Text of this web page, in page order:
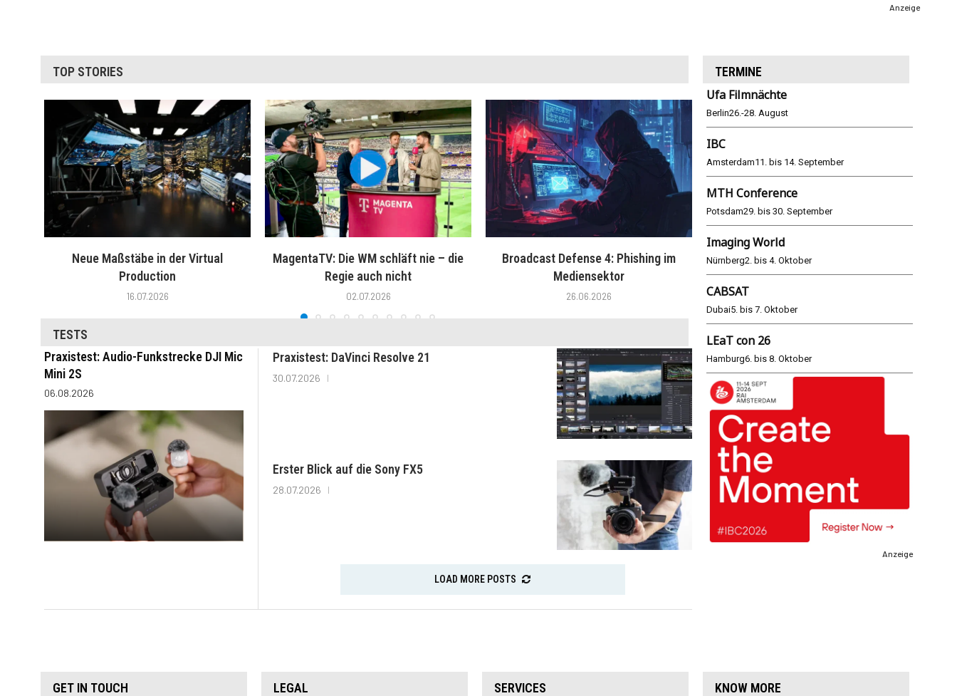
Anzeige
TOP STORIES
Neue Maßstäbe in der Virtual
Production
16.07.2026
MagentaTV: Die WM schläft nie – die
Regie auch nicht
02.07.2026
Broadcast Defense 4: Phishing im
Mediensektor
26.06.2026
WM 2026: ARD und ZDF im Remote-
Modus
TESTS
Praxistest: Audio-Funkstrecke DJI Mic
Mini 2S
06.08.2026
Praxistest: DaVinci Resolve 21
30.07.2026
Erster Blick auf die Sony FX5
28.07.2026
LOAD MORE POSTS
TERMINE
Ufa Filmnächte
Berlin26.-28. August
IBC
Amsterdam11. bis 14. September
MTH Conference
Potsdam29. bis 30. September
Imaging World
Nürnberg2. bis 4. Oktober
CABSAT
Dubai5. bis 7. Oktober
LEaT con 26
Hamburg6. bis 8. Oktober
Anzeige
GET IN TOUCH LEGAL SERVICES KNOW MORE